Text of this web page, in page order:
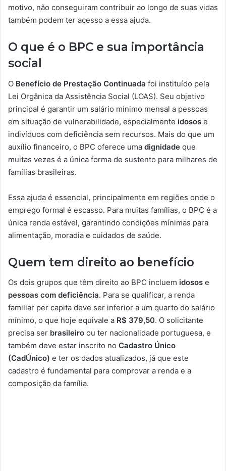
motivo, não conseguiram contribuir ao longo de suas vidas
também podem ter acesso a essa ajuda.
O que é o BPC e sua importância
social
O Benefício de Prestação Continuada foi instituído pela
Lei Orgânica da Assistência Social (LOAS). Seu objetivo
principal é garantir um salário mínimo mensal a pessoas
em situação de vulnerabilidade, especialmente idosos e
indivíduos com deficiência sem recursos. Mais do que um
auxílio financeiro, o BPC oferece uma dignidade que
muitas vezes é a única forma de sustento para milhares de
famílias brasileiras.
Essa ajuda é essencial, principalmente em regiões onde o
emprego formal é escasso. Para muitas famílias, o BPC é a
única renda estável, garantindo condições mínimas para
alimentação, moradia e cuidados de saúde.
Quem tem direito ao benefício
Os dois grupos que têm direito ao BPC incluem idosos e
pessoas com deficiência. Para se qualificar, a renda
familiar per capita deve ser inferior a um quarto do salário
mínimo, o que hoje equivale a R$ 379,50. O solicitante
precisa ser brasileiro ou ter nacionalidade portuguesa, e
também deve estar inscrito no Cadastro Único
(CadÚnico) e ter os dados atualizados, já que este
cadastro é fundamental para comprovar a renda e a
composição da família.